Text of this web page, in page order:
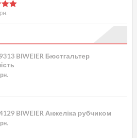
з 5
BIWEIER Бюстгальтер
BIWEIER Анжеліка рубчиком